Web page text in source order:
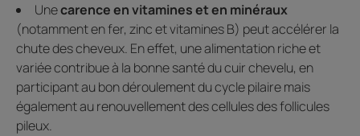
Unecarence en vitamines et en minéraux
(notamment en fer, zinc et vitamines B) peut accélérer la
chute des cheveux. En effet, une alimentation riche et
variée contribue à la bonne santé du cuir chevelu, en
participant au bon déroulement du cycle pilaire mais
également au renouvellement des cellules des follicules
pileux.